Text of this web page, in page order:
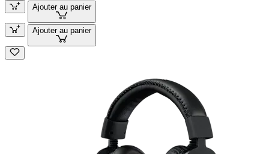
Ajouter au panier
Ajouter au panier